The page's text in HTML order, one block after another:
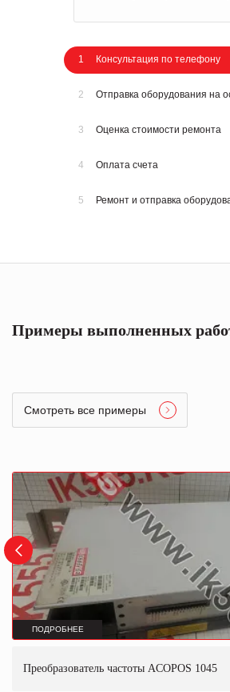
1 Консультация по телефону
2 Отправка оборудования на
3 Оценка стоимости ремонта
4 Оплата счета
5 Ремонт и отправка
Примеры выполненных
Смотреть все примеры
ПОДРОБНЕЕ
Преобразователь частоты ACOPOS 1045